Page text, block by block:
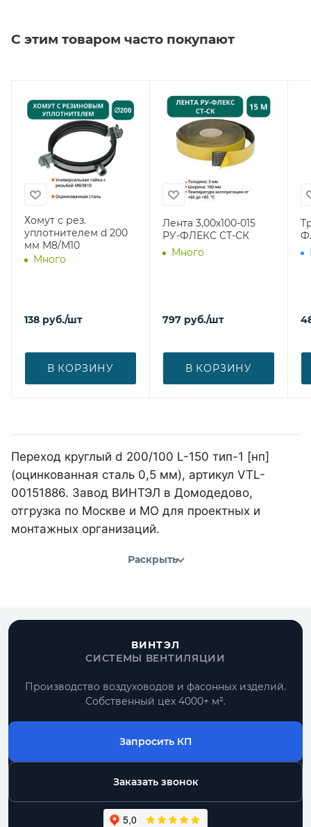
С этим товаром часто покупают
Хомут с рез.
уплотнителем d 200
мм М8/М10
Много
138 руб./шт
В КОРЗИНУ
Лента 3,00х100-015
РУ-ФЛЕКС СТ-СК
Много
797 руб./шт
В КОРЗИНУ
Переход круглый d 200/100 L-150 тип-1 [нп]
(оцинкованная сталь 0,5 мм), артикул VTL-
00151886. Завод ВИНТЭЛ в Домодедово,
отгрузка по Москве и МО для проектных и
монтажных организаций.
Раскрыть
ВИНТЭЛ
СИСТЕМЫ ВЕНТИЛЯЦИИ
Производство воздуховодов и фасонных изделий.
Собственный цех 4000+ м².
Запросить КП
Заказать звонок